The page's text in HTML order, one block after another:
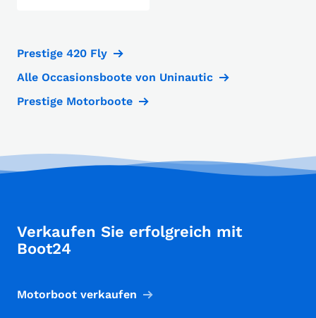
Prestige 420 Fly
Alle Occasionsboote von Uninautic
Prestige Motorboote
Verkaufen Sie erfolgreich mit
Boot24
Motorboot verkaufen